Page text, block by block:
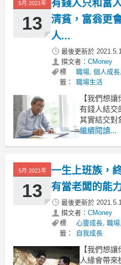
錢則鮮少有
此。這是
5月 2021年
13
有錢人只和富
清貧，富翁更
人...
最後更新於
撰文者： CMoney
標
籤：
職場,個人成長,
職場生活
【我們想讓
有錢人結交
其實結交對
種特點的人
繼續閱讀...
5月 2021年
13
一生上班族，
有當老闆的能
最後更新於
撰文者： CMoney
標
籤：
心靈成長,職場
自我成長
【我們想讓
人緣會帶來